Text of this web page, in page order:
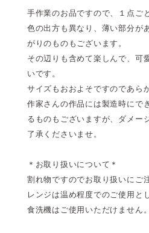
手作業のお品ですので、１点ご
色の出方も異なり、薄い部分が
がりのものもございます。
その辺りも含めて楽しんで、可
いです。
サイズもおおよそですのであら
作家さんの作品には製造時にで
るものもございますが、ダメー
了承くださいませ。
＊お取り扱いについて＊
割れ物ですのでお取り扱いにご
レンジは温め程度でのご使用と
食洗機はご使用いただけません。